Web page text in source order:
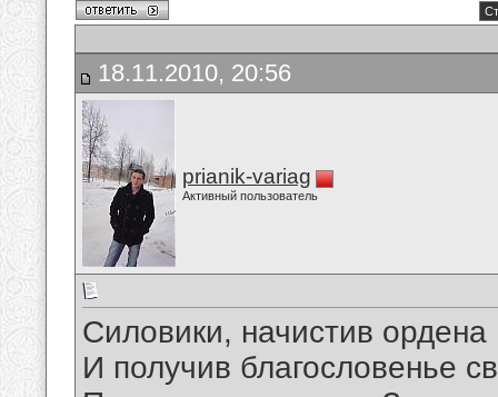
18.11.2010, 20:56
prianik-variag
Активный пользователь
Силовики, начистив ордена
И получив благословенье